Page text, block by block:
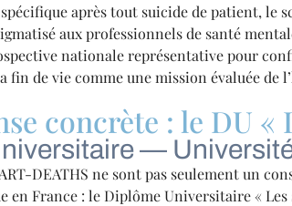
après tout suicide de patient, le
aux professionnels de santé
nationale représentative pour
fin de vie comme une mission évaluée de
concrète : le DU
—
DEATHS ne sont pas seulement un
en France : le Diplôme Universitaire «